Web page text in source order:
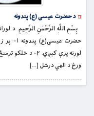
د حضرت عیسی (ع) پندونه
بِسْمِ اللَّهِ الرَّحْمَنِ الرَّحِيمِ د
حضرت
لورنه پرې کېږي.
ورځ د الهي درشل […]